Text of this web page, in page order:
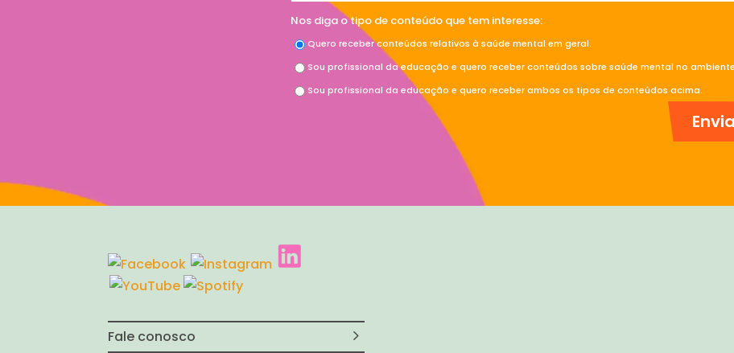
Nos diga o tipo de conteúdo que tem interesse:
Quero receber conteúdos relativos à saúde mental em geral.
Sou profissional da educação e quero receber conteúdos sobre saúde mental no
Sou profissional da educação e quero receber ambos os tipos de conteúdos acima.
Fale conosco